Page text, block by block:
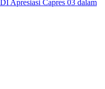
Apresiasi Capres 03 dalam